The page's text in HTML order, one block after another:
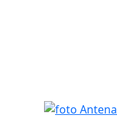
foto Antena